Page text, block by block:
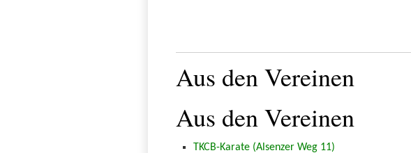
Aus den Vereinen
Aus den Vereinen
TKCB-Karate (Alsenzer Weg 11)